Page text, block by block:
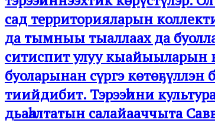
сад территорияларын
да тымныы тыаллаах да
ситиспит улуу кыайыыларын
буоларынан сүргэ көтөҕүллэн
тиийдибит. Тэрээһини
дьаһалтатын салайааччыта